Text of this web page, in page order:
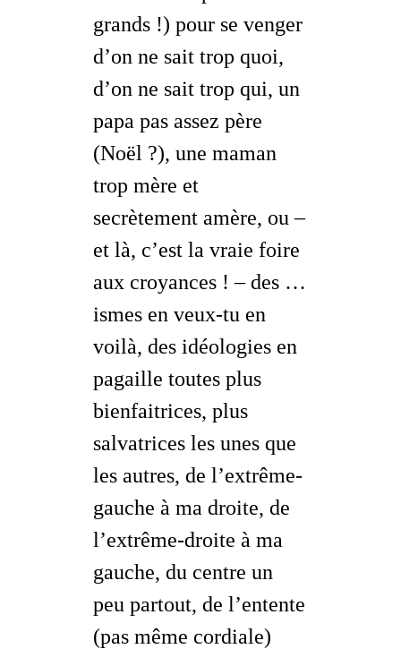
grands !) pour se venger
d’on ne sait trop quoi,
d’on ne sait trop qui, un
papa pas assez père
(Noël ?), une maman
trop mère et
secrètement amère, ou –
et là, c’est la vraie foire
aux croyances ! – des …
ismes en veux-tu en
voilà, des idéologies en
pagaille toutes plus
bienfaitrices, plus
salvatrices les unes que
les autres, de l’extrême-
gauche à ma droite, de
l’extrême-droite à ma
gauche, du centre un
peu partout, de l’entente
(pas même cordiale)